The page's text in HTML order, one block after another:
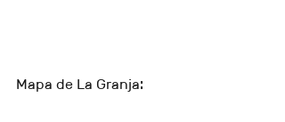
Mapa de La Granja: